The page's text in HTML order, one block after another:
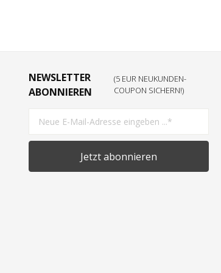
NEWSLETTER
ABONNIEREN
(5 EUR NEUKUNDEN-
COUPON SICHERN!)
Jetzt abonnieren